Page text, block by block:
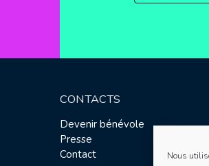
Nous
CONTACTS
Devenir bénévole
Presse
Contact